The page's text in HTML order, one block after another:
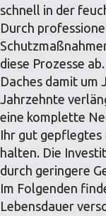
schnell in der
Durch
diese Prozesse
Daches damit um
Jahrzehnte
eine komplette
Ihr gut gepflegtes
halten. Die
durch geringere
Im Folgenden
Lebensdauer